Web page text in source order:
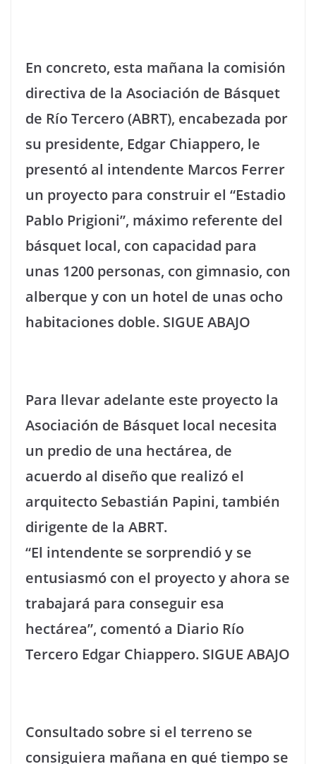
En concreto, esta mañana la comisión
directiva de la Asociación de Básquet
de Río Tercero (ABRT), encabezada por
su presidente, Edgar Chiappero, le
presentó al intendente Marcos Ferrer
un proyecto para construir el “Estadio
Pablo Prigioni”, máximo referente del
básquet local, con capacidad para
unas 1200 personas, con gimnasio, con
alberque y con un hotel de unas ocho
habitaciones doble. SIGUE ABAJO
Para llevar adelante este proyecto la
Asociación de Básquet local necesita
un predio de una hectárea, de
acuerdo al diseño que realizó el
arquitecto Sebastián Papini, también
dirigente de la ABRT.
“El intendente se sorprendió y se
entusiasmó con el proyecto y ahora se
trabajará para conseguir esa
hectárea”, comentó a Diario Río
Tercero Edgar Chiappero. SIGUE ABAJO
Consultado sobre si el terreno se
consiguiera mañana en qué tiempo se